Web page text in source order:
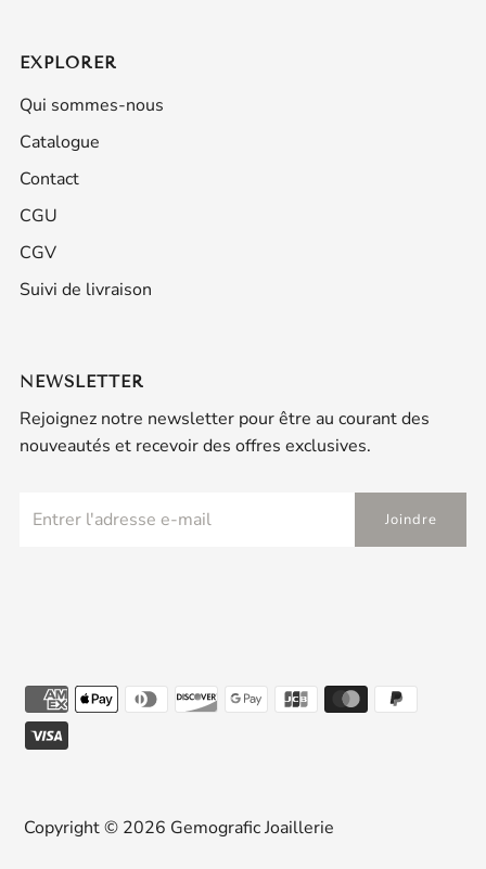
EXPLORER
Qui sommes-nous
Catalogue
Contact
CGU
CGV
Suivi de livraison
NEWSLETTER
Rejoignez notre newsletter pour être au courant des
nouveautés et recevoir des offres exclusives.
Copyright © 2026 Gemografic Joaillerie